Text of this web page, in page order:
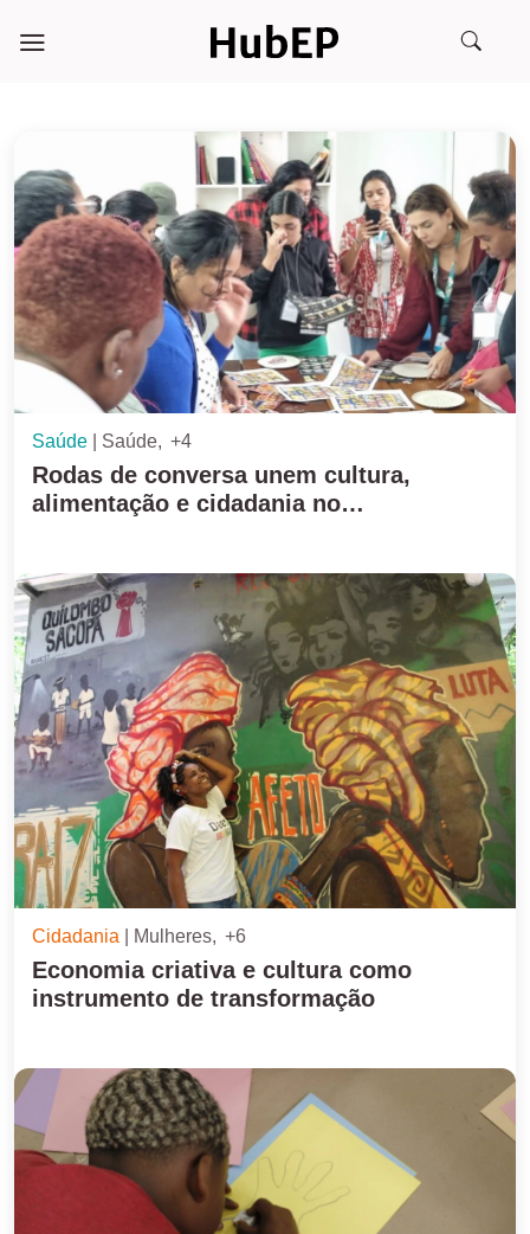
Saúde Saúde +4
Rodas de conversa unem cultura,
alimentação e cidadania no
Cidadania Mulheres +6
Economia criativa e cultura como
instrumento de transformação